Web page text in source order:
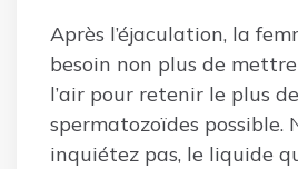
Après l’éjaculation, la
besoin non plus de
l’air pour retenir le plus de
spermatozoïdes possible.
inquiétez pas, le liquide